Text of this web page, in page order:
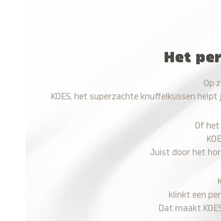
Het
Op
KOES, het superzachte knuffelkussen
Of
Juist door het
klinkt een
Dat maakt